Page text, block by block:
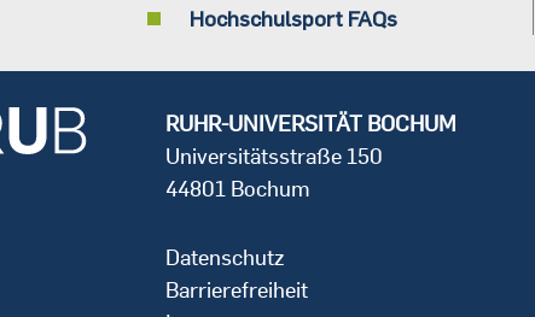
Hochschulsport FAQs
RUHR-UNIVERSITÄT BOCHUM
Universitätsstraße 150
44801 Bochum
Datenschutz
Barrierefreiheit